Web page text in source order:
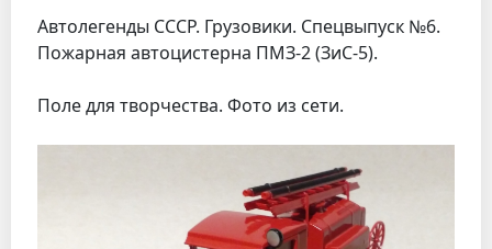
Автолегенды СССР. Грузовики. Спецвыпуск №6.
Пожарная автоцистерна ПМЗ-2 (ЗиС-5).
Поле для творчества. Фото из сети.